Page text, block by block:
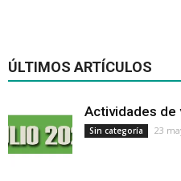
ÚLTIMOS ARTÍCULOS
Actividades de
Sin categoría 23